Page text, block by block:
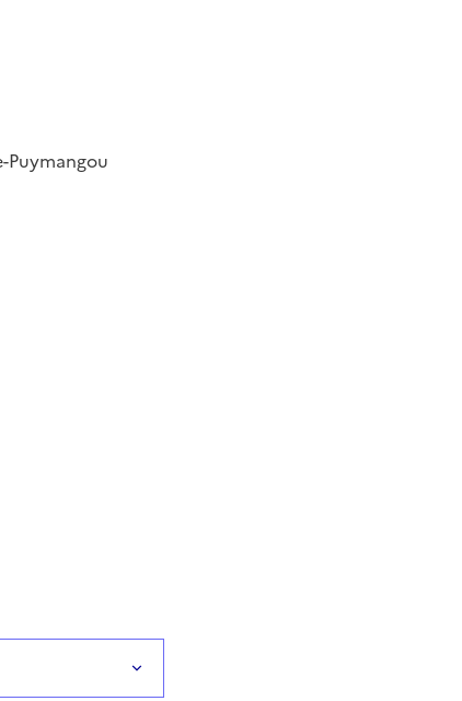
Puymangou